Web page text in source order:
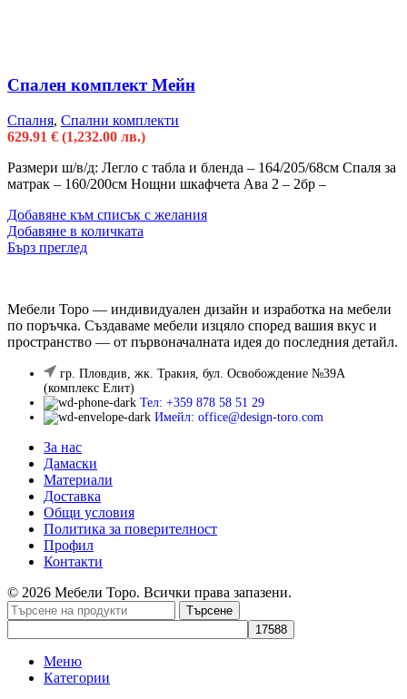
Спален комплект Мейн
Спалня, Спални комплекти
629.91 € (1,232.00 лв.)
Размери ш/в/д: Легло с табла и бленда – 164/205/68см Спаля за
матрак – 160/200см Нощни шкафчета Ава 2 – 2бр –
Добавяне към списък с желания
Добавяне в количката
Бърз преглед
Мебели Торо — индивидуален дизайн и изработка на мебели
по поръчка. Създаваме мебели изцяло според вашия вкус и
пространство — от първоначалната идея до последния детайл.
гр. Пловдив, жк. Тракия, бул. Освобождение №39А
(комплекс Елит)
Тел: +359 878 58 51 29
Имейл: office@design-toro.com
За нас
Дамаски
Материали
Доставка
Общи условия
Политика за поверителност
Профил
Контакти
© 2026 Мебели Торо. Всички права запазени.
Търсене
Меню
Категории